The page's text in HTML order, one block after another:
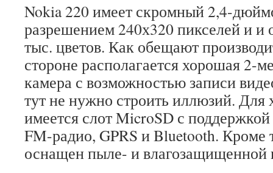
Nokia 220 имеет скромный 2,4-
разрешением 240х320 пикселей и и
тыс. цветов. Как обещают
стороне располагается хорошая 2-
камера с возможностью записи
тут не нужно строить иллюзий. Для
имеется слот MicroSD с
FM-радио, GPRS и Bluetooth. Кроме
оснащен пыле- и влагозащищенной